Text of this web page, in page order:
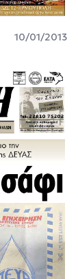
10/01/2013